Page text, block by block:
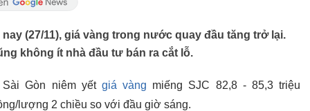
(27/11), giá vàng trong nước quay đầu tăng trở lại.
không ít nhà đầu tư bán ra cắt lỗ.
Gòn niêm yết giá vàng miếng SJC 82,8 - 85,3 triệu
lượng 2 chiều so với đầu giờ sáng.